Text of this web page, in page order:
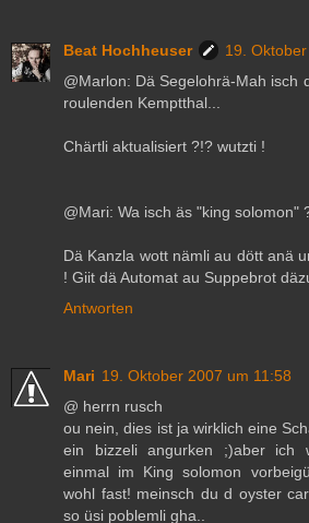
Beat Hochheuser
19.
@Marlon: Dä Segelohrä-Mah isch
roulenden Kemptthal...
Chärtli aktualisiert ?!? wutzti !
@Mari: Wa isch äs "king solomon"
Dä Kanzla wott nämli au dött anä
! Giit dä Automat au Suppebrot
Antworten
Mari 19. Oktober 2007 um 11:58
@ herrn rusch
ou nein, dies ist ja wirklich eine
ein bizzeli angurken ;)aber ich
einmal im King solomon
wohl fast! meinsch du d oyster
so üsi poblemli gha..